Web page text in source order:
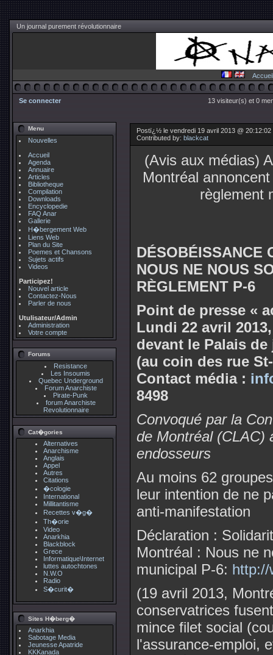
Un journal purement révolutionnaire
Accueil
Se connecter 13 visiteur(s) et 0
Menu
Nouvelles
Accueil
Agenda
Annuaire
Articles
Bibliotheque
Compilation
Downloads
Encyclopedie
FAQ Anar
Gallerie
H�bergement Web
Liens Web
Plan du Site
Poemes et Chansons
Sujets actifs
Videos
Participez!
Nouvel article
Contactez-Nous
Parler de nous
Utulisateur/Admin
Administration
Votre compte
Forums
Resistance
Les Insoumis
Quebec Underground
Forum Anarchiste
Pirate-Punk
forum Anarchiste
Revolutionnaire
Cat�gories
Alternatives
Anarchisme
Anglais
Appel
Autres
Citations
�cologie
International
Millitantisme
Recettes v�g�
Th�orie
Video
Anarkhia
Blackblock
Grece
Informatique\Internet
luttes autochtones
N.W.O
Radio
S�curit�
Sites H�berg�
Anarkhia
Sabotage Media
Jeunesse Apatride
KKKanada
Postï¿½ le vendredi 19 avril 2013 @
Contributed by: blackcat
(Avis aux médias)
Montréal
règlement
DÉSOBÉISSANCE
NOUS NE NOUS
RÈGLEMENT P-6
Point de presse «
Lundi 22 avril
devant le Palais
(au coin des rue
Contact média :
8498
Convoqué par la
de Montréal (CLAC)
endosseurs
Au moins 62
leur intention de ne
anti-manifestation
Déclaration :
Montréal : Nous ne
municipal P-6: http://
(19 avril 2013,
conservatrices
mince filet social
l'assurance-emploi,